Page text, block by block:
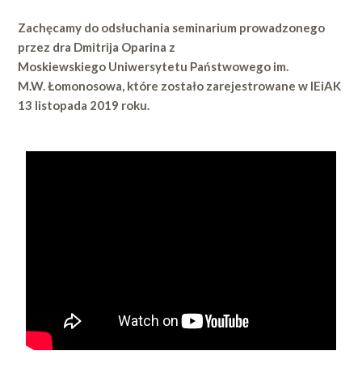
Zachęcamy do odsłuchania seminarium prowadzonego
przez dra Dmitrija Oparina z
Moskiewskiego Uniwersytetu Państwowego im.
M.W. Łomonosowa, które zostało zarejestrowane w IEiAK
13 listopada 2019 roku.